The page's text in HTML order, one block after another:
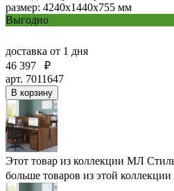
размер: 4240х1440х755 мм
Выгодно
доставка от 1 дня
46 397
₽
арт. 7011647
В корзину
Этот товар из коллекции МЛ
больше товаров из этой